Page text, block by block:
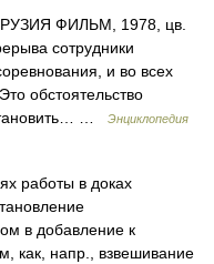
ФИЛЬМ, 1978, цв.
сотрудники
и во всех
обстоятельство
…
Энциклопедия
работы в доках
в добавление к
как, напр., взвешивание